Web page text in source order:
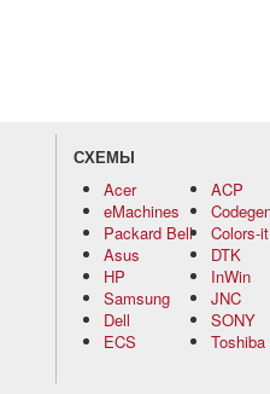
СХЕМЫ
Acer
eMachines
Packard Bell
Asus
HP
Samsung
Dell
ECS
ACP
Colors-it
DTK
InWin
JNC
SONY
Toshiba